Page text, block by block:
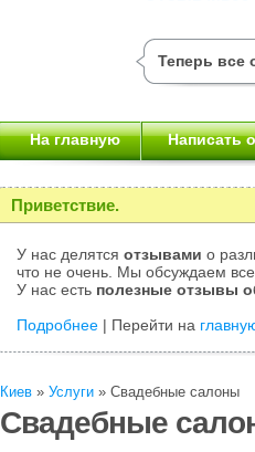
Теперь все
На главную Написать
Приветствие.
У нас делятся отзывами о
что не очень. Мы обсуждаем
У нас есть полезные отзывы
Подробнее | Перейти на
Киев » Услуги » Свадебные салоны
Свадебные